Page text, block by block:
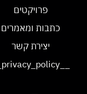
פרויקטים
כתבות ומאמרים
יצירת קשר